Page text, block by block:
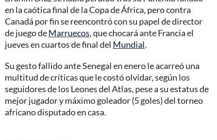
en la caótica final de la Copa de África, pero contra
Canadá por fin se reencontró con su papel de director
de juego deMarruecos, que chocará ante Francia el
jueves en cuartos de final del Mundial.
Su gesto fallido ante Senegal en enero le acarreó una
multitud de críticas que le costó olvidar, según los
seguidores de los Leones del Atlas, pese a su estatus de
mejor jugador y máximo goleador (5 goles) del torneo
africano disputado en casa.